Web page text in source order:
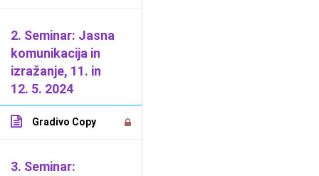
2. Seminar: Jasna
komunikacija in
izražanje, 11. in
12. 5. 2024
Gradivo Copy
3. Seminar:
2026 Dejan Jarič -Splošni pogoji poslovanja